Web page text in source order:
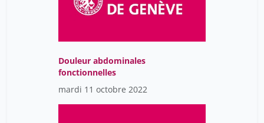
Douleur abdominales
fonctionnelles
mardi 11 octobre 2022